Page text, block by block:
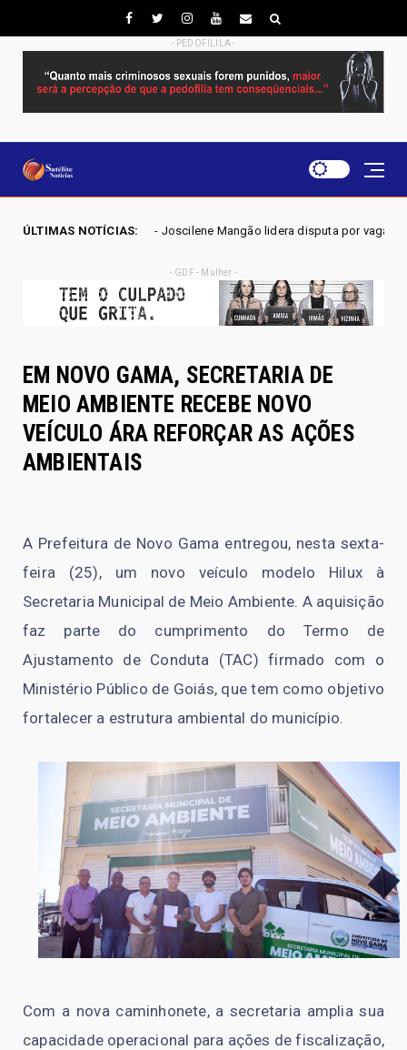
- PEDOFILILA -
ÚLTIMAS NOTÍCIAS:
2026 - Joscilene Mangão lidera disputa por vaga na Alego em Novo
- GDF - Mulher -
EM NOVO GAMA, SECRETARIA DE
MEIO AMBIENTE RECEBE NOVO
VEÍCULO ÁRA REFORÇAR AS AÇÕES
AMBIENTAIS
A Prefeitura de Novo Gama entregou, nesta sexta-
feira (25), um novo veículo modelo Hilux à
Secretaria Municipal de Meio Ambiente. A aquisição
faz parte do cumprimento do Termo de
Ajustamento de Conduta (TAC) firmado com o
Ministério Público de Goiás, que tem como objetivo
fortalecer a estrutura ambiental do município.
Com a nova caminhonete, a secretaria amplia sua
capacidade operacional para ações de fiscalização,